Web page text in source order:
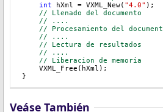
int hXml = VXML_New( "4.0" );
// Llenado del documento
// ....
// Procesamiento del
// ....
// Lectura de resultados
// ....
// Liberacion de memoria
    VXML_Free(hXml);
}
Veáse También